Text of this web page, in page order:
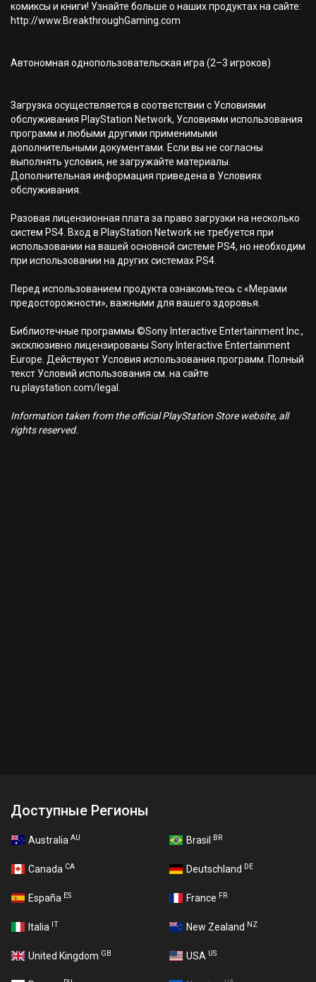
комиксы и книги! Узнайте больше о наших продуктах на сайте:
http://www.BreakthroughGaming.com
Автономная однопользовательская игра (2–3 игроков)
Загрузка осуществляется в соответствии с Условиями
обслуживания PlayStation Network, Условиями использования
программ и любыми другими применимыми
дополнительными документами. Если вы не согласны
выполнять условия, не загружайте материалы.
Дополнительная информация приведена в Условиях
обслуживания.
Разовая лицензионная плата за право загрузки на несколько
систем PS4. Вход в PlayStation Network не требуется при
использовании на вашей основной системе PS4, но необходим
при использовании на других системах PS4.
Перед использованием продукта ознакомьтесь с «Мерами
предосторожности», важными для вашего здоровья.
Библиотечные программы ©Sony Interactive Entertainment Inc.,
эксклюзивно лицензированы Sony Interactive Entertainment
Europe. Действуют Условия использования программ. Полный
текст Условий использования см. на сайте
ru.playstation.com/legal.
Information taken from the official PlayStation Store website, all
rights reserved.
Доступные Регионы
Australia AU Brasil BR
Canada CA Deutschland DE
España ES France FR
Italia IT New Zealand NZ
United Kingdom GB USA US